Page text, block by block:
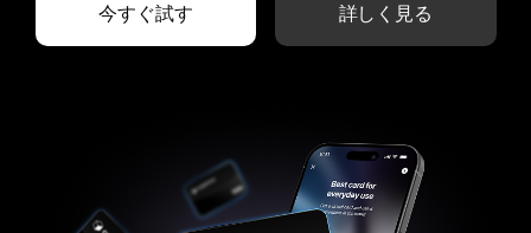
今すぐ試す 詳しく見る